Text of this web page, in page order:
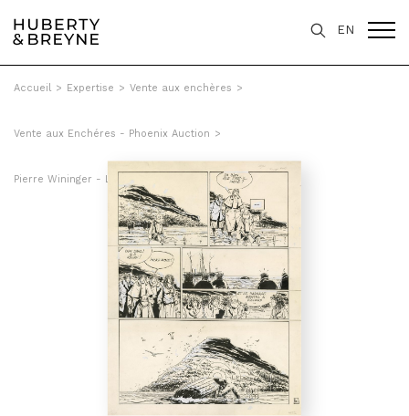
EN
Accueil > Expertise > Vente aux enchères >
Vente aux Enchéres - Phoenix Auction >
Pierre Wininger - L'ombre du scarabée, Tome 2